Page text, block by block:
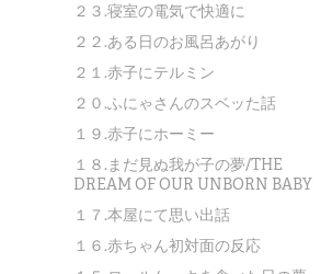
２３.寝室の電気で快適に
２２.ある日のお風呂あがり
２１.赤子にテルミン
２０.ふにゃさんのスベッた話
１９.赤子にホーミー
１８.まだ見ぬ我が子の夢/THE
DREAM OF OUR UNBORN BABY
１７.本屋にて思い出話
１６.赤ちゃん初対面の反応